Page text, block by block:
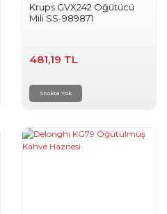
Krups GVX242 Öğütücü
Mili SS-989871
481,19 TL
Stokta Yok